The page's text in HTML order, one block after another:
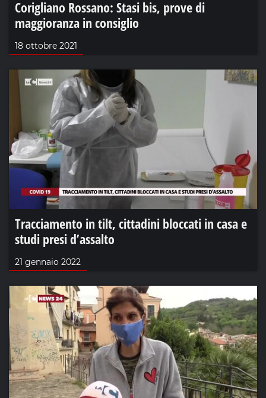
Corigliano Rossano: Stasi bis, prove di
maggioranza in consiglio
18 ottobre 2021
Tracciamento in tilt, cittadini bloccati in casa e
studi presi d’assalto
21 gennaio 2022